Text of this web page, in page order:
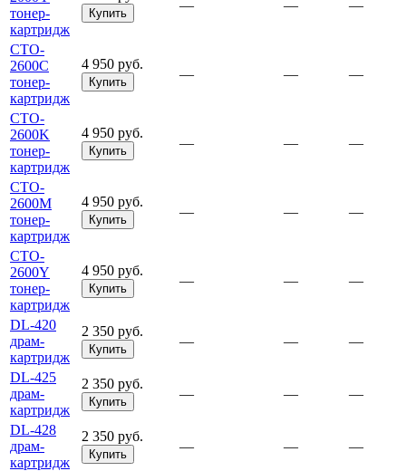
тонер-
картридж
Купить
— — —
CTO-
2600C
тонер-
картридж
4 950 руб.
Купить
— — —
CTO-
2600K
тонер-
картридж
4 950 руб.
Купить
— — —
CTO-
2600M
тонер-
картридж
4 950 руб.
Купить
— — —
CTO-
2600Y
тонер-
картридж
4 950 руб.
Купить
— — —
DL-420
драм-
картридж
2 350 руб.
Купить
— — —
DL-425
драм-
картридж
2 350 руб.
Купить
— — —
DL-428
драм-
картридж
2 350 руб.
Купить
— — —